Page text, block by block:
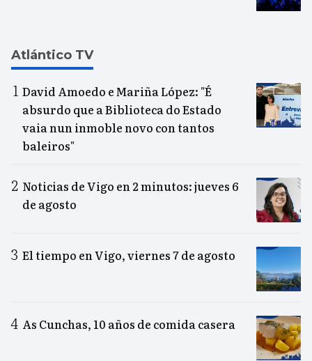
Atlántico TV
David Amoedo e Mariña López: "É
absurdo que a Biblioteca do Estado
vaia nun inmoble novo con tantos
baleiros"
Noticias de Vigo en 2 minutos: jueves 6
de agosto
El tiempo en Vigo, viernes 7 de agosto
As Cunchas, 10 años de comida casera